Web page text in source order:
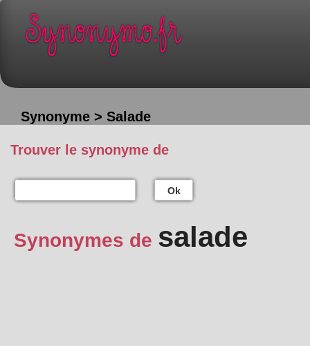
Synonyme > Salade
Trouver le synonyme de
Ok
Synonymes de salade